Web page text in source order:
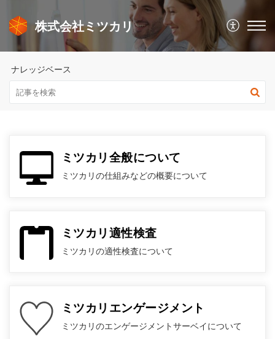
株式会社ミツカリ
ナレッジベース
ミツカリ全般について
ミツカリの仕組みなどの概要について
ミツカリ適性検査
ミツカリの適性検査について
ミツカリエンゲージメント
ミツカリのエンゲージメントサーベイについて